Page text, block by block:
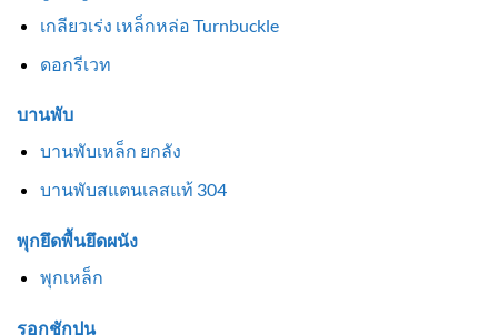
เกลียวเร่ง เหล็กหล่อ Turnbuckle
ดอกรีเวท
บานพับ
บานพับเหล็ก ยกลัง
บานพับสแตนเลสแท้ 304
พุกยึดพื้นยึดผนัง
พุกเหล็ก
รอกชักปูน